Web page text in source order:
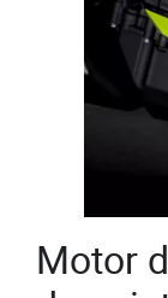
Motor